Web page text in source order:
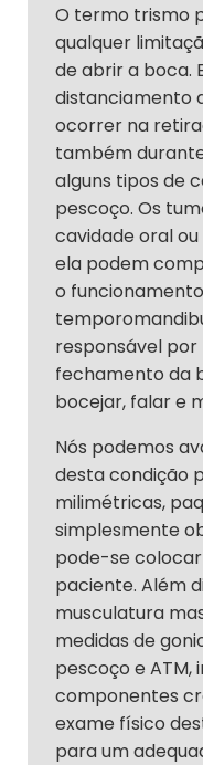
O termo trismo
qualquer
de abrir a boca.
distanciamento
ocorrer na
também
alguns tipos de
pescoço. Os
cavidade oral
ela podem
o
responsável
fechamento da
bocejar, falar e
Nós podemos
desta condição
milimétricas,
simplesmente
pode-se
paciente. Além
musculatura
medidas de
pescoço e ATM,
componentes
exame físico
para um